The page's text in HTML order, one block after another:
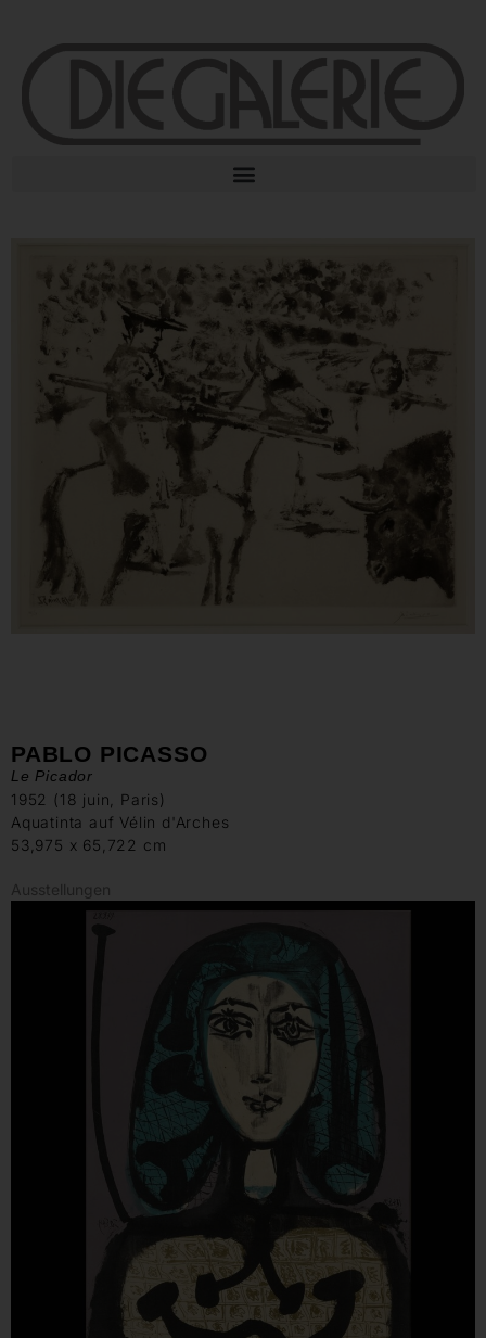
PABLO PICASSO
Le Picador
1952 (18 juin, Paris)
Aquatinta auf Vélin d'Arches
53,975 x 65,722 cm
Ausstellungen